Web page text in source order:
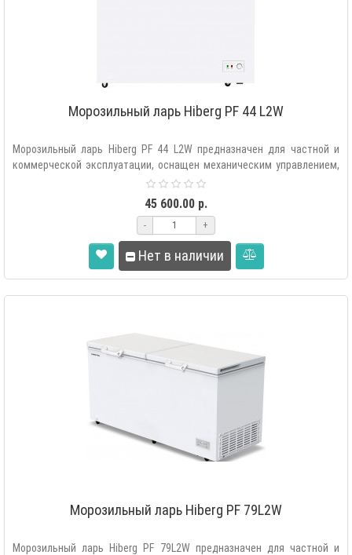
Морозильный ларь Hiberg PF 44 L2W
Морозильный ларь Hiberg PF 44 L2W предназначен для частной и
коммерческой эксплуатации, оснащен механическим управлением,
45 600.00 р.
- +
Нет в наличии
Морозильный ларь Hiberg PF 79L2W
Морозильный ларь Hiberg PF 79L2W предназначен для частной и